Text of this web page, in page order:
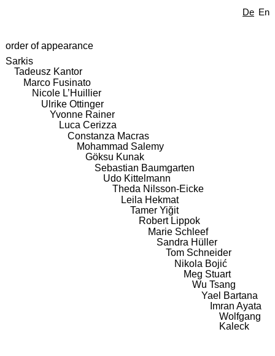
De En
order of appearance
Sarkis
Tadeusz Kantor
Marco Fusinato
Nicole L’Huillier
Ulrike Ottinger
Yvonne Rainer
Luca Cerizza
Constanza Macras
Mohammad Salemy
Göksu Kunak
Sebastian Baumgarten
Udo Kittelmann
Theda Nilsson-Eicke
Leila Hekmat
Tamer Yiğit
Robert Lippok
Marie Schleef
Sandra Hüller
Tom Schneider
Nikola Bojić
Meg Stuart
Wu Tsang
Yael Bartana
Imran Ayata
Wolfgang
Kaleck